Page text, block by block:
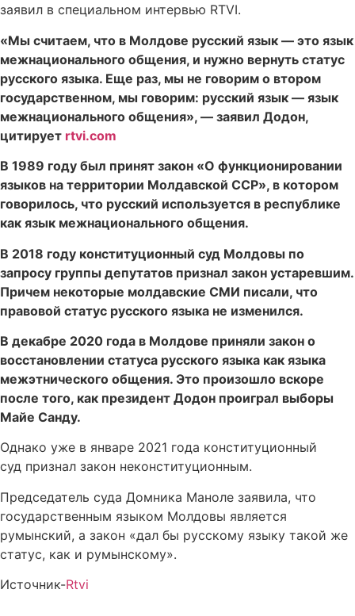
заявил в специальном интервью RTVI.
«Мы считаем, что в Молдове русский язык — это язык
межнационального общения, и нужно вернуть статус
русского языка. Еще раз, мы не говорим о втором
государственном, мы говорим: русский язык — язык
межнационального общения», — заявил Додон,
цитирует rtvi.com
В 1989 году был принят закон «О функционировании
языков на территории Молдавской ССР», в котором
говорилось, что русский используется в республике
как язык межнационального общения.
В 2018 году конституционный суд Молдовы по
запросу группы депутатов признал закон устаревшим.
Причем некоторые молдавские СМИ писали, что
правовой статус русского языка не изменился.
В декабре 2020 года в Молдове приняли закон о
восстановлении статуса русского языка как языка
межэтнического общения. Это произошло вскоре
после того, как президент Додон проиграл выборы
Майе Санду.
Однако уже в январе 2021 года конституционный
суд признал закон неконституционным.
Председатель суда Домника Маноле заявила, что
государственным языком Молдовы является
румынский, а закон «дал бы русскому языку такой же
статус, как и румынскому».
Источник-Rtvi